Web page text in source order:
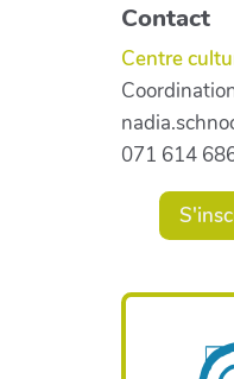
Contact
Centre
071 614